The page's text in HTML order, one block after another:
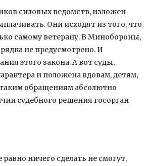
силовых ведомств, изложен
Они исходят из того, что
самому ветерану. В Минобороны,
не предусмотрено. И
этого закона. А вот суды,
и положена вдовам, детям,
обращениям абсолютно
судебного решения госорган
ничего сделать не смогут,